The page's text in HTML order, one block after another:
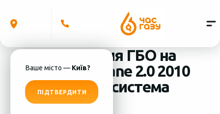
Ваше місто — Київ?
ПІДТВЕРДИТИ
Встановлення ГБО на
Renault Megane 2.0 2010
(4 циліндра) система
ГБО - MRC